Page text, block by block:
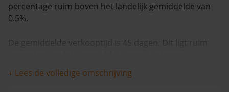
percentage ruim boven het landelijk gemiddelde van
0.5%.
De gemiddelde verkooptijd is 45 dagen. Dit ligt ruim
De gemiddelde huizenprijs is €634.800. De gemiddelde
+ Lees de volledige omschrijving